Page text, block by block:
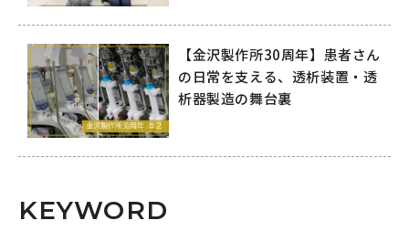
【金沢製作所30周年】患者さん
の日常を支える、透析装置・透
析器製造の舞台裏
KEYWORD